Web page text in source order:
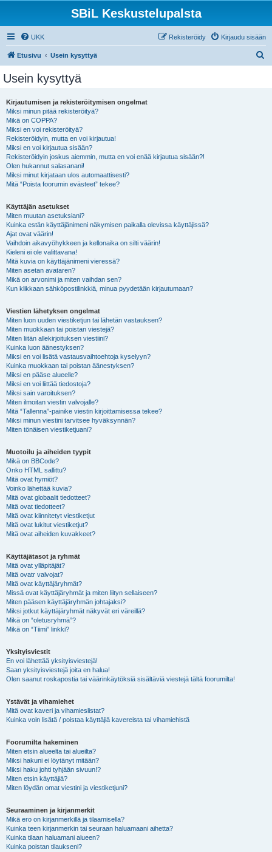
SBiL Keskustelupalsta
UKK Kirjaudu sisään
Rekisteröidy
Etusivu Usein kysyttyä
Usein kysyttyä
Kirjautumisen ja rekisteröitymisen ongelmat
Miksi minun pitää rekisteröityä?
Mikä on COPPA?
Miksi en voi rekisteröityä?
Rekisteröidyin, mutta en voi kirjautua!
Miksi en voi kirjautua sisään?
Rekisteröidyin joskus aiemmin, mutta en voi enää kirjautua sisään?!
Olen hukannut salasanani!
Miksi minut kirjataan ulos automaattisesti?
Mitä “Poista foorumin evästeet” tekee?
Käyttäjän asetukset
Miten muutan asetuksiani?
Kuinka estän käyttäjänimeni näkymisen paikalla olevissa käyttäjissä?
Ajat ovat väärin!
Vaihdoin aikavyöhykkeen ja kellonaika on silti väärin!
Kieleni ei ole valittavana!
Mitä kuvia on käyttäjänimeni vieressä?
Miten asetan avataren?
Mikä on arvonimi ja miten vaihdan sen?
Kun klikkaan sähköpostilinkkiä, minua pyydetään kirjautumaan?
Viestien lähetyksen ongelmat
Miten luon uuden viestiketjun tai lähetän vastauksen?
Miten muokkaan tai poistan viestejä?
Miten liitän allekirjoituksen viestiini?
Kuinka luon äänestyksen?
Miksi en voi lisätä vastausvaihtoehtoja kyselyyn?
Kuinka muokkaan tai poistan äänestyksen?
Miksi en pääse alueelle?
Miksi en voi liittää tiedostoja?
Miksi sain varoituksen?
Miten ilmoitan viestin valvojalle?
Mitä “Tallenna”-painike viestin kirjoittamisessa tekee?
Miksi minun viestini tarvitsee hyväksynnän?
Miten tönäisen viestiketjuani?
Muotoilu ja aiheiden tyypit
Mikä on BBCode?
Onko HTML sallittu?
Mitä ovat hymiöt?
Voinko lähettää kuvia?
Mitä ovat globaalit tiedotteet?
Mitä ovat tiedotteet?
Mitä ovat kiinnitetyt viestiketjut
Mitä ovat lukitut viestiketjut?
Mitä ovat aiheiden kuvakkeet?
Käyttäjätasot ja ryhmät
Mitä ovat ylläpitäjät?
Mitä ovatr valvojat?
Mitä ovat käyttäjäryhmät?
Missä ovat käyttäjäryhmät ja miten liityn sellaiseen?
Miten pääsen käyttäjäryhmän johtajaksi?
Miksi jotkut käyttäjäryhmät näkyvät eri väreillä?
Mikä on “oletusryhmä”?
Mikä on “Tiimi” linkki?
Yksityisviestit
En voi lähettää yksityisviestejä!
Saan yksityisviestejä joita en halua!
Olen saanut roskapostia tai väärinkäytöksiä sisältäviä viestejä tältä foorumilta!
Ystävät ja vihamiehet
Mitä ovat kaveri ja vihamieslistat?
Kuinka voin lisätä / poistaa käyttäjiä kavereista tai vihamiehistä
Foorumilta hakeminen
Miten etsin alueelta tai alueilta?
Miksi hakuni ei löytänyt mitään?
Miksi haku johti tyhjään sivuun!?
Miten etsin käyttäjiä?
Miten löydän omat viestini ja viestiketjuni?
Seuraaminen ja kirjanmerkit
Mikä ero on kirjanmerkillä ja tilaamisella?
Kuinka teen kirjanmerkin tai seuraan haluamaani aihetta?
Kuinka tilaan haluamani alueen?
Kuinka poistan tilaukseni?